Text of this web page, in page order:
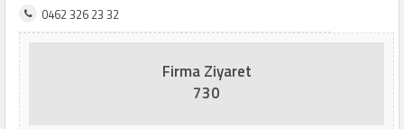
0462 326 23 32
Firma Ziyaret
730